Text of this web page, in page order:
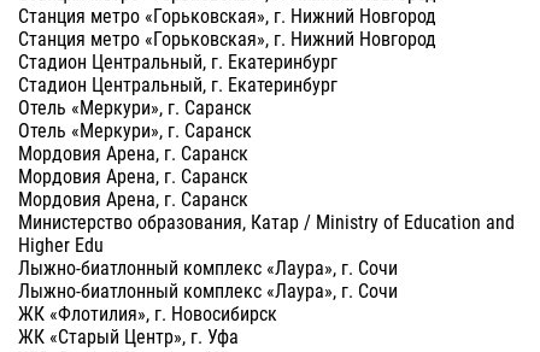
Станция метро «Горьковская», г. Нижний Новгород
Станция метро «Горьковская», г. Нижний Новгород
Стадион Центральный, г. Екатеринбург
Стадион Центральный, г. Екатеринбург
Отель «Меркури», г. Саранск
Отель «Меркури», г. Саранск
Мордовия Арена, г. Саранск
Мордовия Арена, г. Саранск
Мордовия Арена, г. Саранск
Министерство образования, Катар / Ministry of Education and
Higher Edu
Лыжно-биатлонный комплекс «Лаура», г. Сочи
Лыжно-биатлонный комплекс «Лаура», г. Сочи
ЖК «Флотилия», г. Новосибирск
ЖК «Старый Центр», г. Уфа